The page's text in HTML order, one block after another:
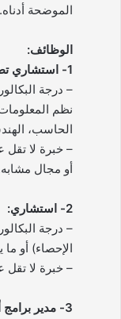
الموضحة أدناه.
الوظائف:
1- استشاري تطوير أعمال:
– درجة
نظم المعلومات
الحاسب،
أو مجال
2- استشاري:
– درجة
الإحصاء) أو ما
– خبرة لا تقل عن 4 سنوات في مجال
3- مدير برامج أول: